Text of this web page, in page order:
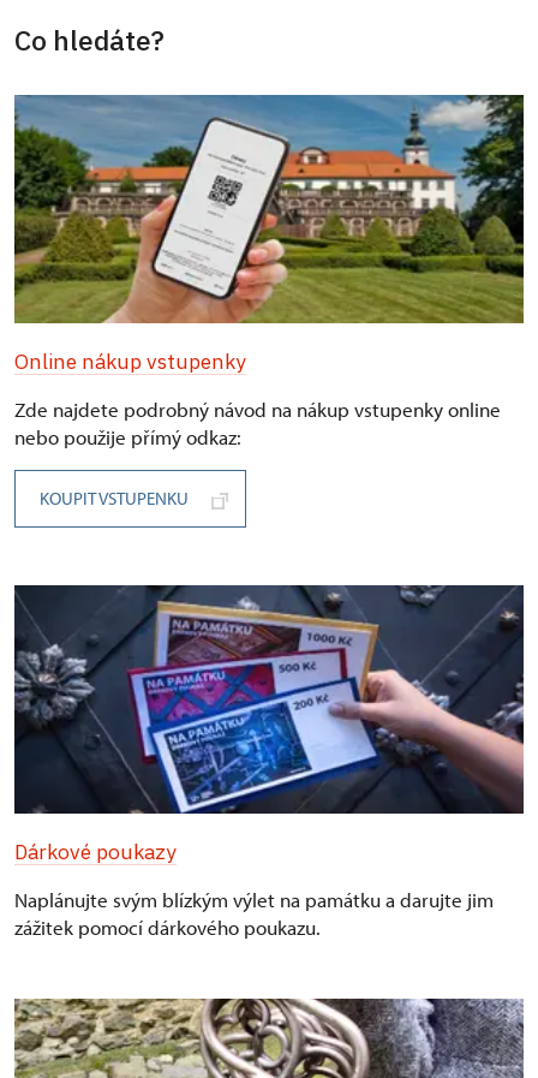
Co hledáte?
Online nákup vstupenky
Zde najdete podrobný návod na nákup vstupenky online
nebo použije přímý odkaz:
KOUPIT VSTUPENKU
Dárkové poukazy
Naplánujte svým blízkým výlet na památku a darujte jim
zážitek pomocí dárkového poukazu.